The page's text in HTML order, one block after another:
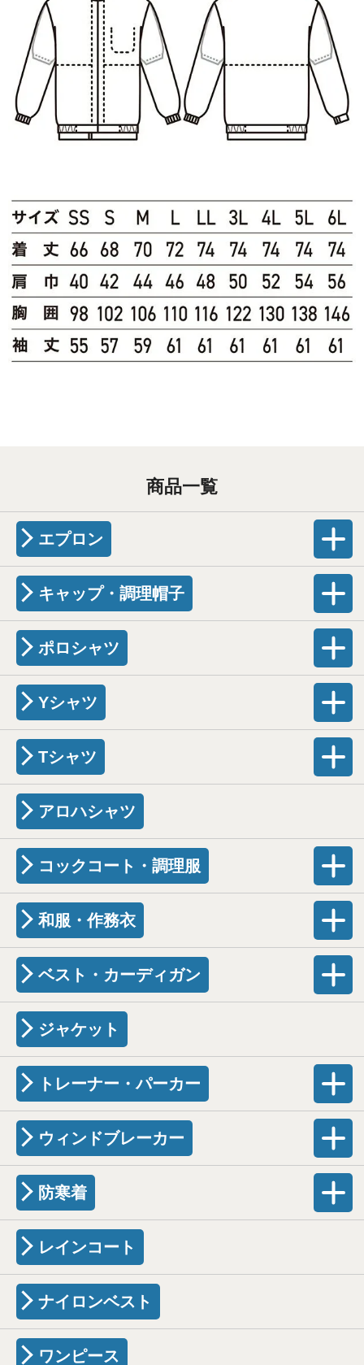
商品一覧
エプロン
キャップ・調理帽子
ポロシャツ
Yシャツ
Tシャツ
アロハシャツ
コックコート・調理服
和服・作務衣
ベスト・カーディガン
ジャケット
トレーナー・パーカー
ウィンドブレーカー
防寒着
レインコート
ナイロンベスト
ワンピース